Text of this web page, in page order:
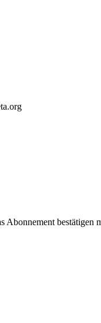
Abonnement bestätigen